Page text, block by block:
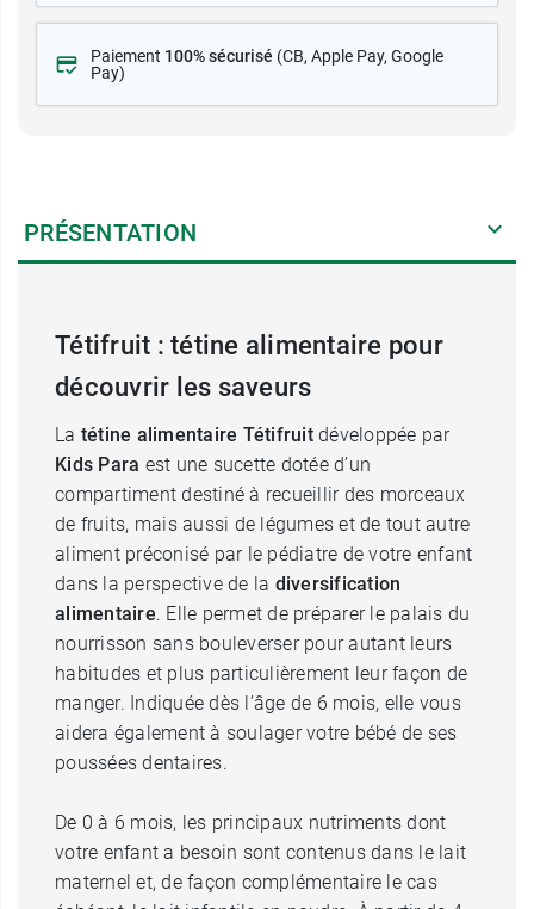
Paiement 100% sécurisé (CB, Apple Pay, Google
Pay)
PRÉSENTATION
Tétifruit : tétine alimentaire pour
découvrir les saveurs
La tétine alimentaire Tétifruitdéveloppée par
Kids Para est une sucette dotée d’un
compartiment destiné à recueillir des morceaux
de fruits, mais aussi de légumes et de tout autre
aliment préconisé par le pédiatre de votre enfant
dans la perspective de la diversification
alimentaire. Elle permet de préparer le palais du
nourrisson sans bouleverser pour autant leurs
habitudes et plus particulièrement leur façon de
manger. Indiquée dès l’âge de 6 mois, elle vous
aidera également à soulager votre bébé de ses
poussées dentaires.
De 0 à 6 mois, les principaux nutriments dont
votre enfant a besoin sont contenus dans le lait
maternel et, de façon complémentaire le cas